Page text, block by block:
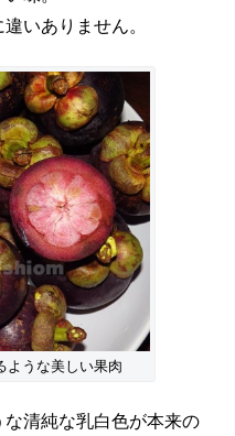
いありません。
ような美しい果肉
清純な乳白色が本来の